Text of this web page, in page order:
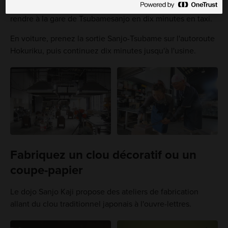
minutes à pied de la gare. Vous pouvez également vous
rendre à la gare de Tsubamesanjo en dix minutes en taxi.
En voiture, prenez la sortie Sanjo-Tsubame sur l'autoroute
Hokuriku, puis continuez dix minutes jusqu'à l'usine.
Fabriquez un clou décoratif ou un
coupe-papier
Le dojo Sanjo Kaji propose des ateliers de fabrication
allant du clou traditionnel japonais à l'ouvre-lettres.